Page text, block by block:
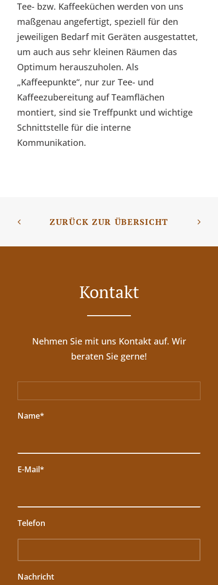
Tee- bzw. Kaffeeküchen werden von uns
maßgenau angefertigt, speziell für den
jeweiligen Bedarf mit Geräten ausgestattet,
um auch aus sehr kleinen Räumen das
Optimum herauszuholen. Als
„Kaffeepunkte“, nur zur Tee- und
Kaffeezubereitung auf Teamflächen
montiert, sind sie Treffpunkt und wichtige
Schnittstelle für die interne
Kommunikation.
ZURÜCK ZUR ÜBERSICHT
Kontakt
Nehmen Sie mit uns Kontakt auf. Wir
beraten Sie gerne!
Name*
E-Mail*
Telefon
Nachricht